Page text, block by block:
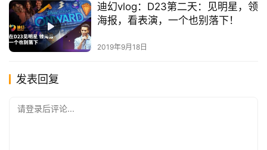
迪幻vlog：D23第二天：见明星，领
海报，看表演，一个也别落下！
2019年9月18日
发表回复
请登录后评论...